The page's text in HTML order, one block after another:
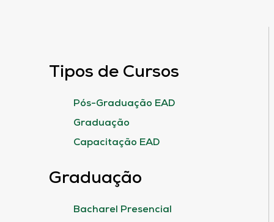
Tipos de Cursos
Pós-Graduação EAD
Graduação
Capacitação EAD
Graduação
Bacharel Presencial